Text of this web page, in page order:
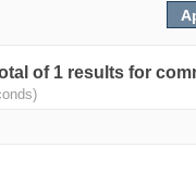
of 1 results for